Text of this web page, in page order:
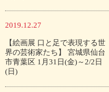
2019.12.27
【絵画展 口と足で表現する世
界の芸術家たち】 宮城県仙台
市青葉区 1月31日(金)～2/2日
(日)